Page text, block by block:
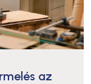
az